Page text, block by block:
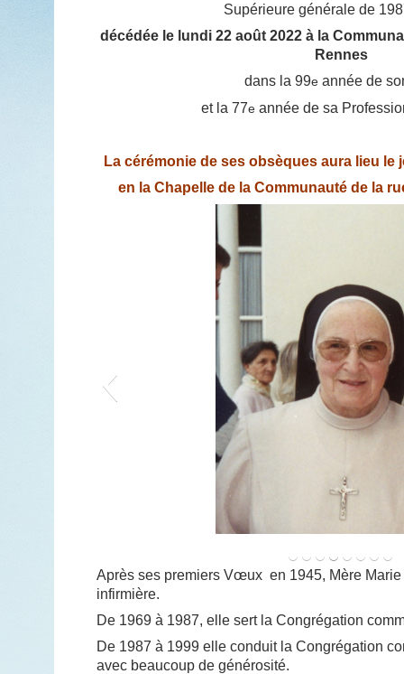
Supérieure générale de
décédée le lundi 22 août 2022 à la
Rennes
dans la 99e année de
et la 77e année de sa
La cérémonie de ses obsèques aura lieu le
en la Chapelle de la Communauté de la
Avec le Cardinal Thiandoum, à l'occasion
© Congrégation STV
Après ses premiers Vœux en 1945, Mère
infirmière.
De 1969 à 1987, elle sert la Congrégation
De 1987 à 1999 elle conduit la Congrégation
avec beaucoup de générosité.